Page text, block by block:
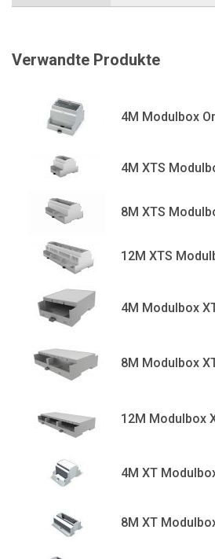
Verwandte Produkte
4M Modulbox
4M XTS
8M XTS
12M XTS
4M Modulbox
8M Modulbox
12M Modulbox
4M XT
8M XT